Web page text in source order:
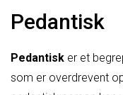
Pedantisk
Pedantisk er et
som er overdrevent